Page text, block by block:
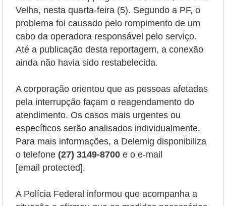
Velha, nesta quarta-feira (5). Segundo a PF, o
problema foi causado pelo rompimento de um
cabo da operadora responsável pelo serviço.
Até a publicação desta reportagem, a conexão
ainda não havia sido restabelecida.
A corporação orientou que as pessoas afetadas
pela interrupção façam o reagendamento do
atendimento. Os casos mais urgentes ou
específicos serão analisados individualmente.
Para mais informações, a Delemig disponibiliza
o telefone (27) 3149-8700 e o e-mail
[email protected].
A Polícia Federal informou que acompanha a